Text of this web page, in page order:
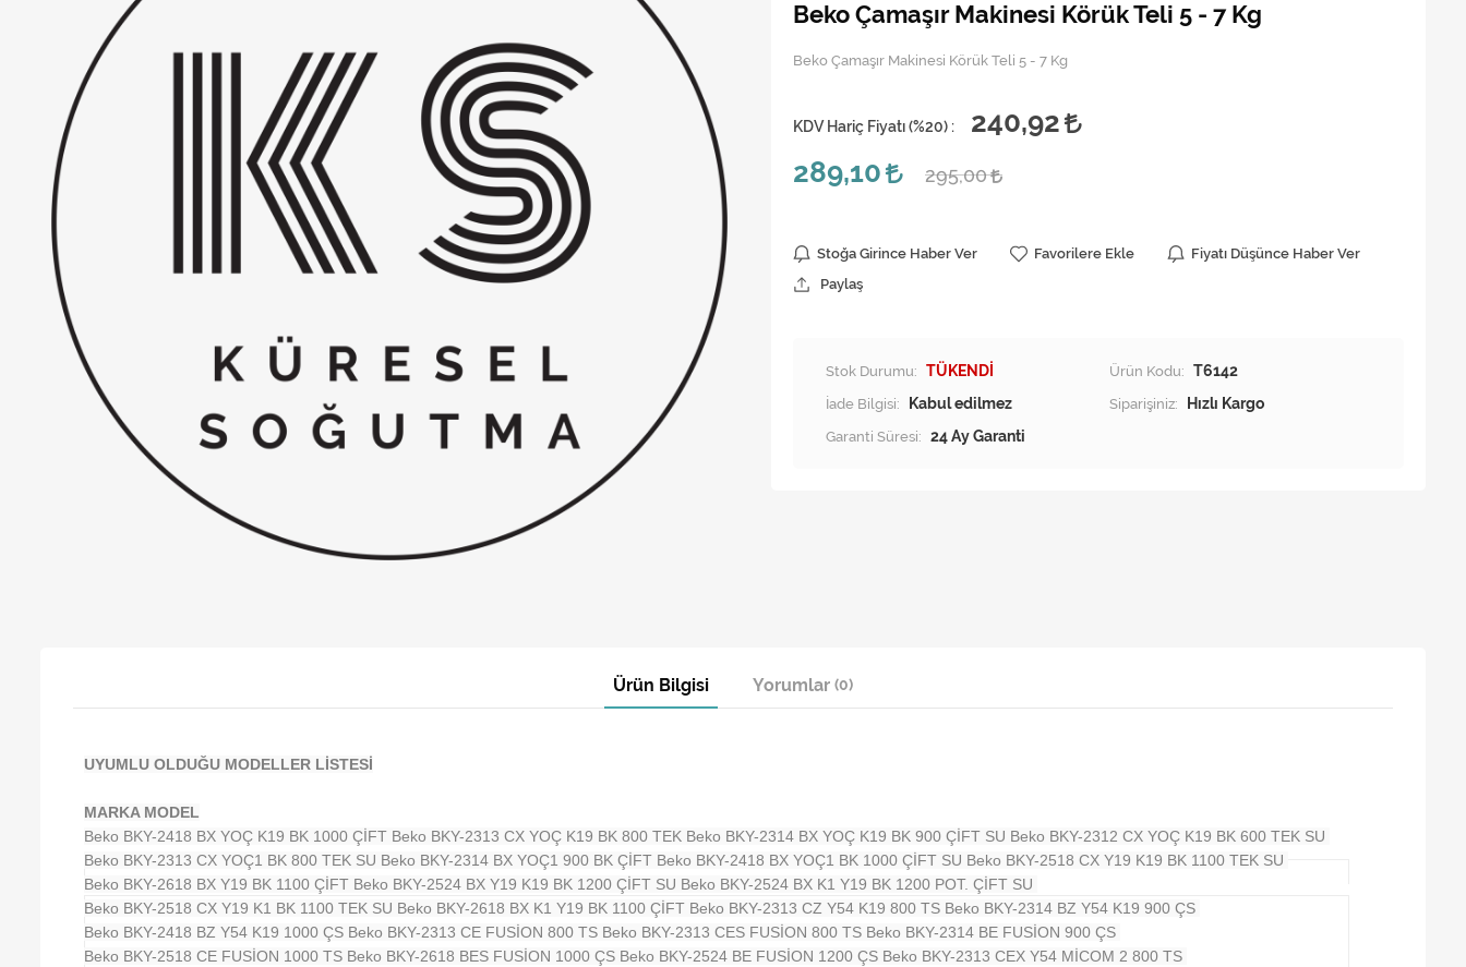
Beko Çamaşır Makinesi Körük Teli 5 - 7 Kg
Beko Çamaşır Makinesi Körük Teli 5 - 7 Kg
KDV Hariç Fiyatı (%20) :
240,92
289,10
295,00
Stoğa Girince Haber Ver Favorilere Ekle
Fiyatı Düşünce Haber Ver
Paylaş
Stok Durumu: TÜKENDİ Ürün Kodu: T6142
İade Bilgisi:
Siparişiniz:
Hızlı Kargo
Garanti Süresi: 24 Ay Garanti
Ürün Bilgisi Yorumlar (0)
UYUMLU OLDUĞU MODELLER LİSTESİ
MARKA MODEL
Beko BKY-2418 BX YOÇ K19 BK 1000 ÇİFT Beko BKY-2313 CX YOÇ K19 BK 800 TEK Beko BKY-2314 BX YOÇ K19 BK 900 ÇİFT SU Beko BKY-2312 CX YOÇ K19 BK 600 TEK SU
Beko BKY-2313 CX YOÇ1 BK 800 TEK SU Beko BKY-2314 BX YOÇ1 900 BK ÇİFT Beko BKY-2418 BX YOÇ1 BK 1000 ÇİFT SU Beko BKY-2518 CX Y19 K19 BK 1100 TEK SU
Beko BKY-2618 BX Y19 BK 1100 ÇİFT Beko BKY-2524 BX Y19 K19 BK 1200 ÇİFT SU Beko BKY-2524 BX K1 Y19 BK 1200 POT. ÇİFT SU
Beko BKY-2518 CX Y19 K1 BK 1100 TEK SU Beko BKY-2618 BX K1 Y19 BK 1100 ÇİFT Beko BKY-2313 CZ Y54 K19 800 TS Beko BKY-2314 BZ Y54 K19 900 ÇS
Beko BKY-2418 BZ Y54 K19 1000 ÇS Beko BKY-2313 CE FUSİON 800 TS Beko BKY-2313 CES FUSİON 800 TS Beko BKY-2314 BE FUSİON 900 ÇS
Beko BKY-2518 CE FUSİON 1000 TS Beko BKY-2618 BES FUSİON 1000 ÇS Beko BKY-2524 BE FUSİON 1200 ÇS Beko BKY-2313 CEX Y54 MİCOM 2 800 TS